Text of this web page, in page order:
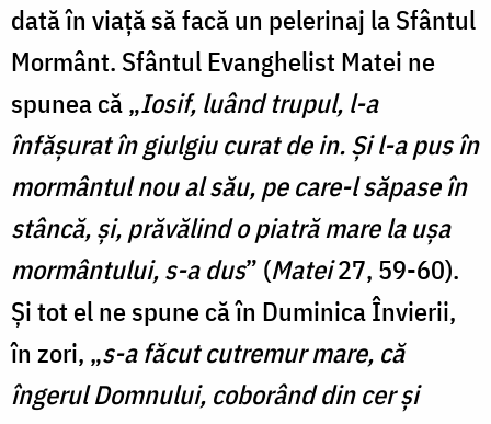
dată în viață să facă un pelerinaj la Sfântul
Mormânt. Sfântul Evanghelist Matei ne
spunea că „Iosif, luând trupul, l-a
înfășurat în giulgiu curat de in. Și l-a pus în
mormântul nou al său, pe care-l săpase în
stâncă, și, prăvălind o piatră mare la ușa
mormântului, s-a dus” (Matei27, 59-60).
Și tot el ne spune că în Duminica Învierii,
în zori, „s-a făcut cutremur mare, că
îngerul Domnului, coborând din cer și